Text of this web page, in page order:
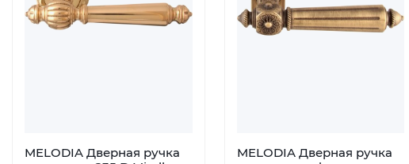
MELODIA Дверная ручка
MELODIA Дверная ручка